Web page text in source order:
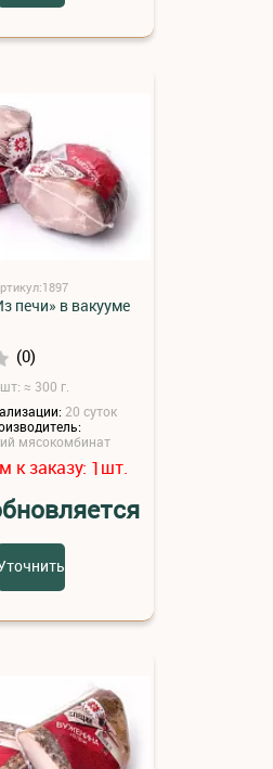
печи» в вакууме
(0)
≈ 300 г.
20 суток
мясокомбинат
к заказу: 1шт.